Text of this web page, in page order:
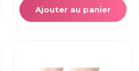
Ajouter au panier